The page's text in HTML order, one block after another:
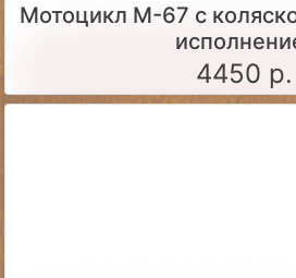
Мотоцикл М-67 с
4450 р.